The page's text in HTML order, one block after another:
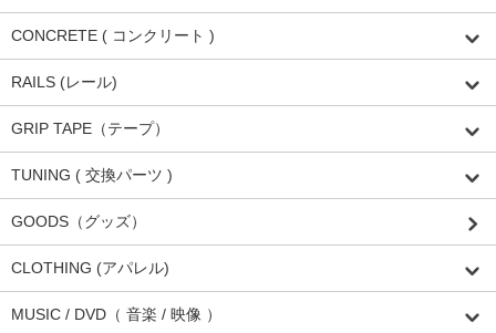
CONCRETE ( コンクリート )
RAILS (レール)
GRIP TAPE（テープ）
TUNING ( 交換パーツ )
GOODS（グッズ）
CLOTHING (アパレル)
MUSIC / DVD（ 音楽 / 映像 ）